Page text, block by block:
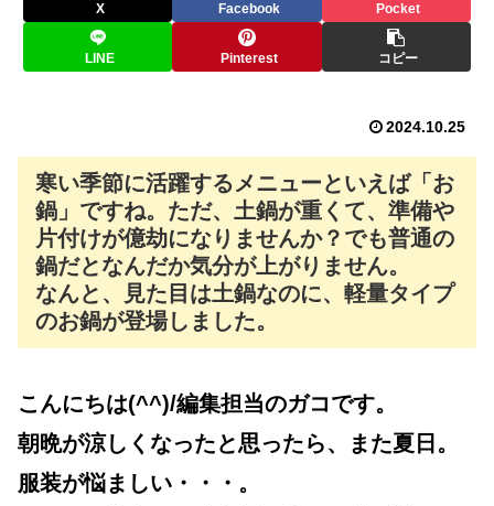
X Facebook Pocket
LINE Pinterest コピー
2024.10.25
寒い季節に活躍するメニューといえば「お
鍋」ですね。ただ、土鍋が重くて、準備や
片付けが億劫になりませんか？でも普通の
鍋だとなんだか気分が上がりません。
なんと、見た目は土鍋なのに、軽量タイプ
のお鍋が登場しました。
こんにちは(^^)/編集担当のガコです。
朝晩が涼しくなったと思ったら、また夏日。
服装が悩ましい・・・。